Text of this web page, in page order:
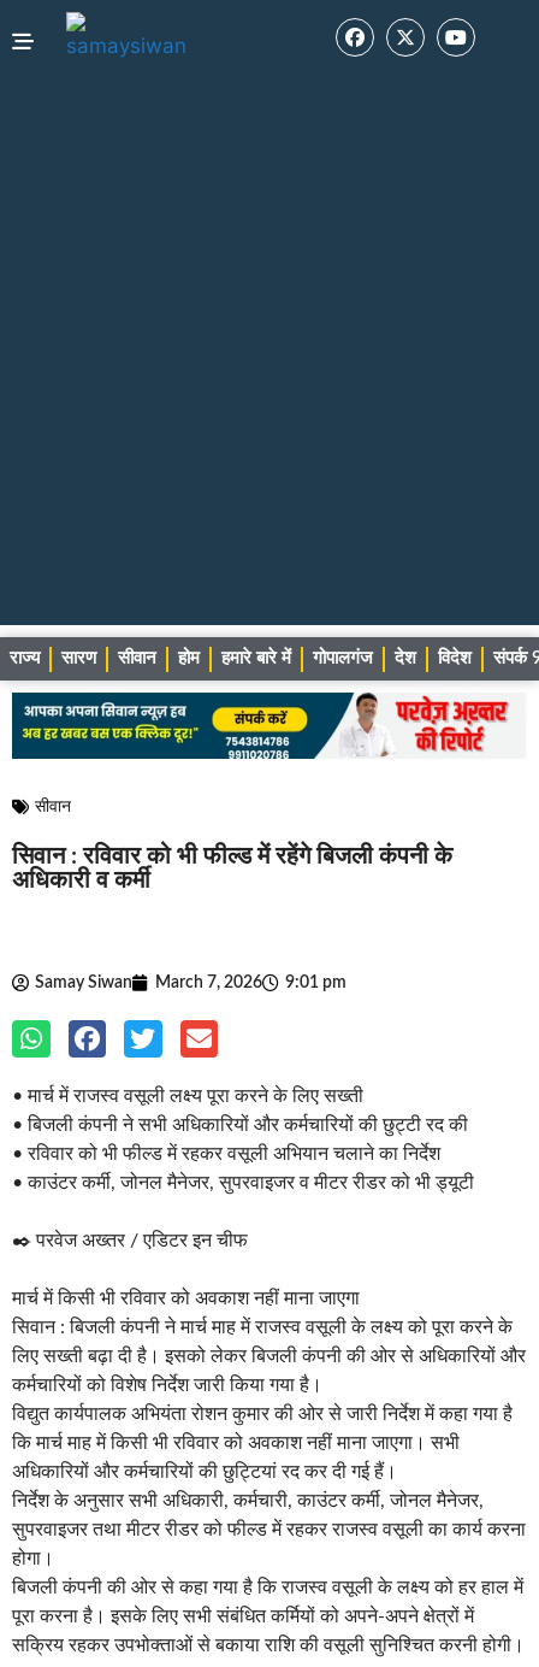
राज्य सारण सीवान होम हमारे बारे में गोपालगंज देश विदेश संपर्क
सीवान
सिवान : रविवार को भी फील्ड में रहेंगे बिजली कंपनी के
अधिकारी व कर्मी
Samay Siwan March 7, 2026 9:01 pm
• मार्च में राजस्व वसूली लक्ष्य पूरा करने के लिए सख्ती
• बिजली कंपनी ने सभी अधिकारियों और कर्मचारियों की छुट्टी रद की
• रविवार को भी फील्ड में रहकर वसूली अभियान चलाने का निर्देश
• काउंटर कर्मी, जोनल मैनेजर, सुपरवाइजर व मीटर रीडर को भी ड्यूटी
✒️ परवेज अख्तर / एडिटर इन चीफ
मार्च में किसी भी रविवार को अवकाश नहीं माना जाएगा
सिवान : बिजली कंपनी ने मार्च माह में राजस्व वसूली के लक्ष्य को पूरा करने के
लिए सख्ती बढ़ा दी है। इसको लेकर बिजली कंपनी की ओर से अधिकारियों और
कर्मचारियों को विशेष निर्देश जारी किया गया है।
विद्युत कार्यपालक अभियंता रोशन कुमार की ओर से जारी निर्देश में कहा गया है
कि मार्च माह में किसी भी रविवार को अवकाश नहीं माना जाएगा। सभी
अधिकारियों और कर्मचारियों की छुट्टियां रद कर दी गई हैं।
निर्देश के अनुसार सभी अधिकारी, कर्मचारी, काउंटर कर्मी, जोनल मैनेजर,
सुपरवाइजर तथा मीटर रीडर को फील्ड में रहकर राजस्व वसूली का कार्य करना
होगा।
बिजली कंपनी की ओर से कहा गया है कि राजस्व वसूली के लक्ष्य को हर हाल में
पूरा करना है। इसके लिए सभी संबंधित कर्मियों को अपने-अपने क्षेत्रों में
सक्रिय रहकर उपभोक्ताओं से बकाया राशि की वसूली सुनिश्चित करनी होगी।